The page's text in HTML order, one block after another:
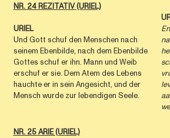
NR. 24 REZITATIV (URIEL)
URIEL
Und Gott schuf den Menschen nach
seinem Ebenbilde, nach dem Ebenbilde
Gottes schuf er ihn. Mann und Weib
erschuf er sie. Dem Atem des Lebens
hauchte er in sein Angesicht, und der
Mensch wurde zur lebendigen Seele.
NR. 25 ARIE (URIEL)